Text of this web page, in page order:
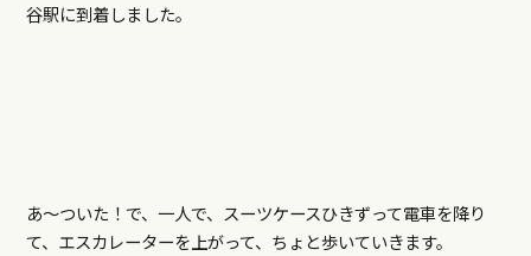
谷駅に到着しました。
あ～ついた！で、一人で、スーツケースひきずって電車を降り
て、エスカレーターを上がって、ちょと歩いていきます。